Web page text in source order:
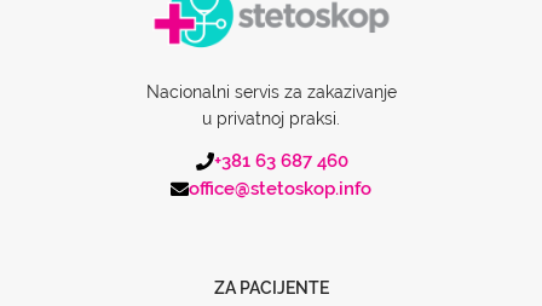
Nacionalni servis za zakazivanje
u privatnoj praksi.
+381 63 687 460
office@stetoskop.info
ZA PACIJENTE